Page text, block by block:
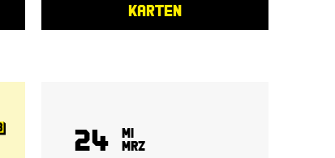
KARTEN
24 Mi
Mrz